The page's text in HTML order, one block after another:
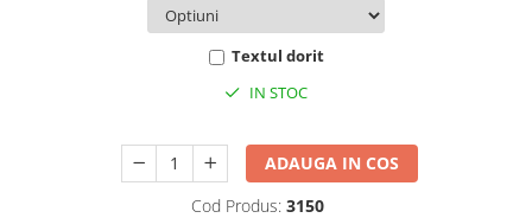
Textul dorit
IN STOC
ADAUGA IN COS
Cod Produs: 3150